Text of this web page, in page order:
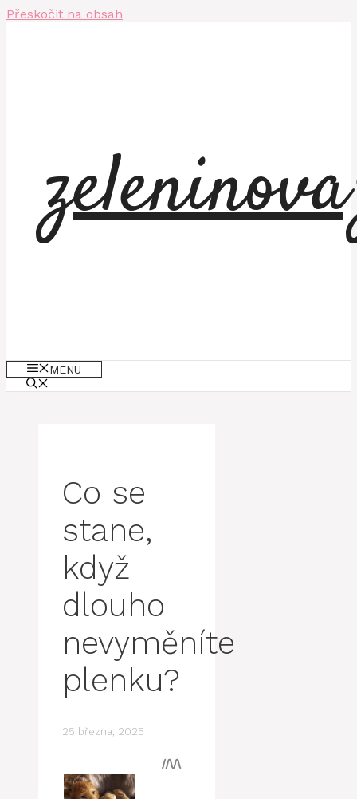
Přeskočit na obsah
MENU
Co se
stane,
když
dlouho
nevyměníte
plenku?
25 března, 2025